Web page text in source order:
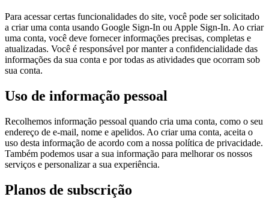
Para acessar certas funcionalidades do site, você pode ser solicitado
a criar uma conta usando Google Sign-In ou Apple Sign-In. Ao criar
uma conta, você deve fornecer informações precisas, completas e
atualizadas. Você é responsável por manter a confidencialidade das
informações da sua conta e por todas as atividades que ocorram sob
sua conta.
Uso de informação pessoal
Recolhemos informação pessoal quando cria uma conta, como o seu
endereço de e-mail, nome e apelidos. Ao criar uma conta, aceita o
uso desta informação de acordo com a nossa política de privacidade.
Também podemos usar a sua informação para melhorar os nossos
serviços e personalizar a sua experiência.
Planos de subscrição